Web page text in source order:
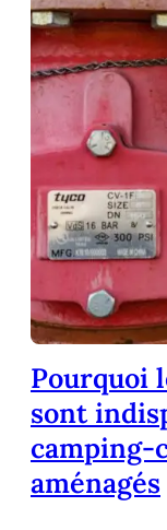
Pourquoi
sont
camping-
aménagés